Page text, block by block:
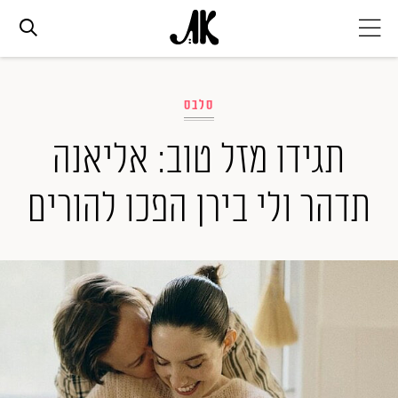
אופנה
סלבס
ערוצים נוספים
המגזין
סלבס
תגידו מזל טוב: אליאנה
תדהר ולי בירן הפכו להורים